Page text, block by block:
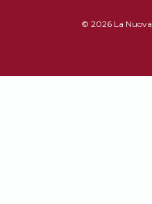
© 2026 La